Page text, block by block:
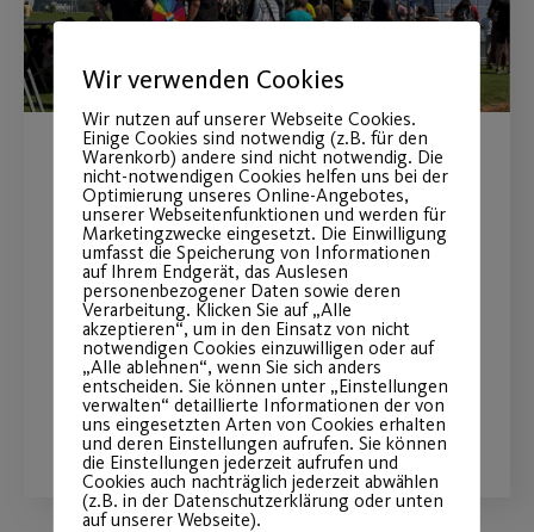
MAN Truck & Bus wird
Premiumpartner
Langfristige Partnerschaft stärkt
insbesondere den Mädchen- und
Frauenfußball
WEITERLESEN
Wir verwenden Cookies
Wir nutzen auf unserer Webseite Cookies.
Einige Cookies sind notwendig (z.B. für den
Warenkorb) andere sind nicht notwendig. Die
nicht-notwendigen Cookies helfen uns bei der
Optimierung unseres Online-Angebotes,
unserer Webseitenfunktionen und werden für
Marketingzwecke eingesetzt. Die Einwilligung
umfasst die Speicherung von Informationen
auf Ihrem Endgerät, das Auslesen
personenbezogener Daten sowie deren
Verarbeitung. Klicken Sie auf „Alle
akzeptieren“, um in den Einsatz von nicht
notwendigen Cookies einzuwilligen oder auf
„Alle ablehnen“, wenn Sie sich anders
entscheiden. Sie können unter „Einstellungen
verwalten“ detaillierte Informationen der von
uns eingesetzten Arten von Cookies erhalten
und deren Einstellungen aufrufen. Sie können
die Einstellungen jederzeit aufrufen und
Cookies auch nachträglich jederzeit abwählen
(z.B. in der Datenschutzerklärung oder unten
auf unserer Webseite).